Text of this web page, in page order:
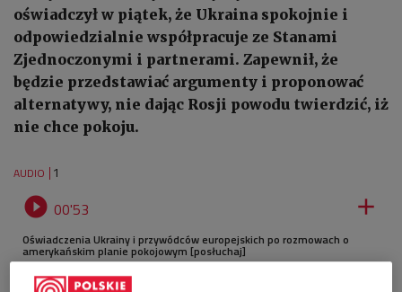
oświadczył w piątek, że Ukraina spokojnie i
odpowiedzialnie współpracuje ze Stanami
Zjednoczonymi i partnerami. Zapewnił, że
będzie przedstawiać argumenty i proponować
alternatywy, nie dając Rosji powodu twierdzić, iż
nie chce pokoju.
AUDIO 1
 00'53 
Oświadczenia Ukrainy i przywódców europejskich po rozmowach o
amerykańskim planie pokojowym [posłuchaj]